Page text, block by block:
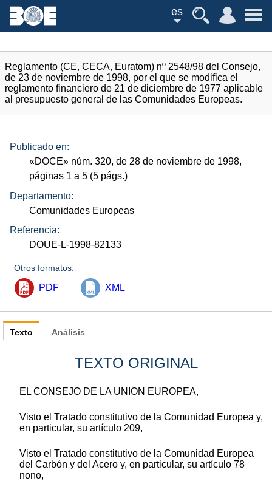
es
Reglamento (CE, CECA, Euratom) nº 2548/98 del Consejo,
de 23 de noviembre de 1998, por el que se modifica el
reglamento financiero de 21 de diciembre de 1977 aplicable
al presupuesto general de las Comunidades Europeas.
Publicado en:
«DOCE» núm. 320, de 28 de noviembre de 1998,
páginas 1 a 5 (5 págs.)
Departamento:
Comunidades Europeas
Referencia:
DOUE-L-1998-82133
Otros formatos:
PDF XML
Texto
TEXTO ORIGINAL
EL CONSEJO DE LA UNION EUROPEA,
Visto el Tratado constitutivo de la Comunidad Europea y,
en particular, su artículo 209,
Visto el Tratado constitutivo de la Comunidad Europea
del Carbón y del Acero y, en particular, su artículo 78
nono,
Análisis